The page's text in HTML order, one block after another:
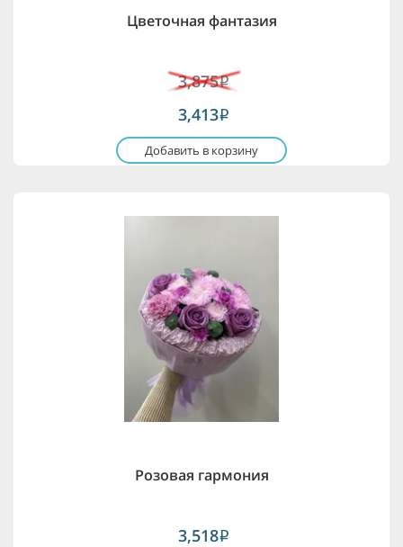
Цветочная фантазия
3,875i
3,413i
Добавить в корзину
Розовая гармония
3,518i